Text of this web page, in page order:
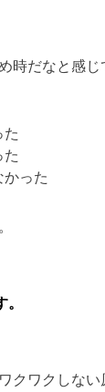
時だなと感
た
た
った
クワクしな